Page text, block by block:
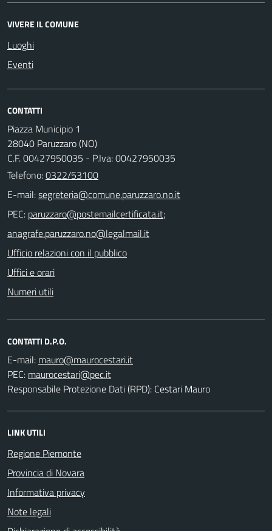
VIVERE IL COMUNE
Luoghi
Eventi
CONTATTI
Piazza Municipio 1
28040 Paruzzaro (NO)
C.F. 00427950035 - P.Iva: 00427950035
Telefono:0322/53100
E-mail:
PEC:
;
Ufficio relazioni con il pubblico
Uffici e orari
Numeri utili
CONTATTI D.P.O.
E-mail:
PEC:
Responsabile Protezione Dati (RPD): Cestari Mauro
LINK UTILI
Regione Piemonte
Provincia di Novara
Informativa privacy
Note legali